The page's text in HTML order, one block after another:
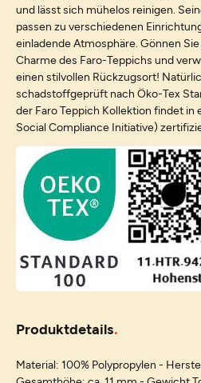
und lässt sich mühelos reinigen.
passen zu verschiedenen
einladende Atmosphäre. Gönnen
Charme des Faro-Teppichs und
einen stilvollen Rückzugsort!
schadstoffgeprüft nach Öko-Tex
der Faro Teppich Kollektion findet in
Social Compliance Initiative)
Produktdetails
Material: 100% Polypropylen -